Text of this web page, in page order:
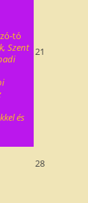
tó
Szent
és
21
28